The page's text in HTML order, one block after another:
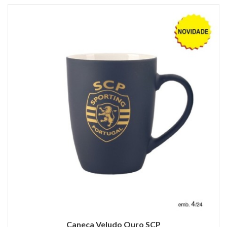
Caneca Veludo Ouro SCP